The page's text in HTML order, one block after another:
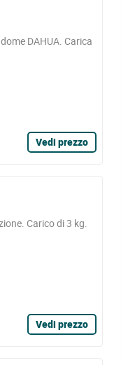
DAHUA. Carica
Vedi prezzo
Carico di 3 kg.
Vedi prezzo